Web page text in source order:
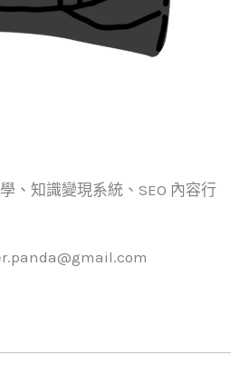
、知識變現系統、SEO 內容行